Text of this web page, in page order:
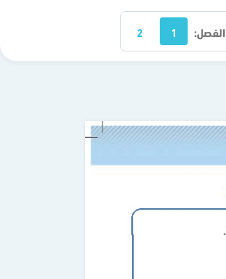
الفصل: 1
2